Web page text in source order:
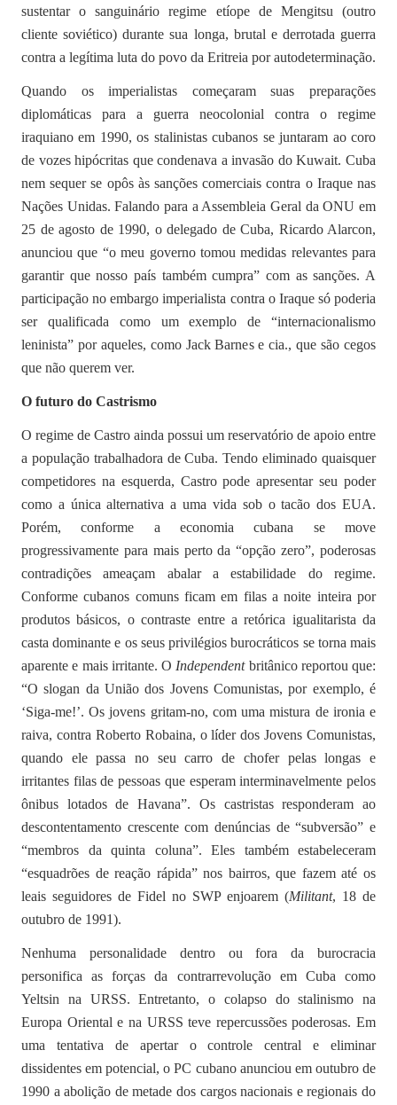
sustentar o sanguinário regime etíope de Mengitsu (outro
cliente soviético) durante sua longa, brutal e derrotada guerra
contra a legítima luta do povo da Eritreia por autodeterminação.
Quando os imperialistas começaram suas preparações
diplomáticas para a guerra neocolonial contra o regime
iraquiano em 1990, os stalinistas cubanos se juntaram ao coro
de vozes hipócritas que condenava a invasão do Kuwait. Cuba
nem sequer se opôs às sanções comerciais contra o Iraque nas
Nações Unidas. Falando para a Assembleia Geral da ONU em
25 de agosto de 1990, o delegado de Cuba, Ricardo Alarcon,
anunciou que “o meu governo tomou medidas relevantes para
garantir que nosso país também cumpra” com as sanções. A
participação no embargo imperialista contra o Iraque só poderia
ser qualificada como um exemplo de “internacionalismo
leninista” por aqueles, como Jack Barnes e cia., que são cegos
que não querem ver.
O futuro do Castrismo
O regime de Castro ainda possui um reservatório de apoio entre
a população trabalhadora de Cuba. Tendo eliminado quaisquer
competidores na esquerda, Castro pode apresentar seu poder
como a única alternativa a uma vida sob o tacão dos EUA.
Porém, conforme a economia cubana se move
progressivamente para mais perto da “opção zero”, poderosas
contradições ameaçam abalar a estabilidade do regime.
Conforme cubanos comuns ficam em filas a noite inteira por
produtos básicos, o contraste entre a retórica igualitarista da
casta dominante e os seus privilégios burocráticos se torna mais
aparente e mais irritante. O Independentbritânico reportou que:
“O slogan da União dos Jovens Comunistas, por exemplo, é
‘Siga-me!’. Os jovens gritam-no, com uma mistura de ironia e
raiva, contra Roberto Robaina, o líder dos Jovens Comunistas,
quando ele passa no seu carro de chofer pelas longas e
irritantes filas de pessoas que esperam interminavelmente pelos
ônibus lotados de Havana”. Os castristas responderam ao
descontentamento crescente com denúncias de “subversão” e
“membros da quinta coluna”. Eles também estabeleceram
“esquadrões de reação rápida” nos bairros, que fazem até os
leais seguidores de Fidel no SWP enjoarem (Militant, 18 de
outubro de 1991).
Nenhuma personalidade dentro ou fora da burocracia
personifica as forças da contrarrevolução em Cuba como
Yeltsin na URSS. Entretanto, o colapso do stalinismo na
Europa Oriental e na URSS teve repercussões poderosas. Em
uma tentativa de apertar o controle central e eliminar
dissidentes em potencial, o PC cubano anunciou em outubro de
1990 a abolição de metade dos cargos nacionais e regionais do